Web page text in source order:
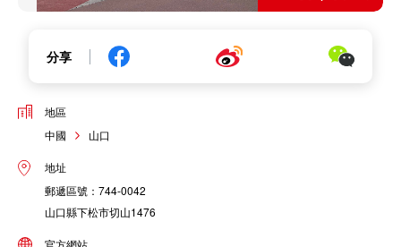
分享
地區
中國
山口
地址
郵遞區號：744-0042
山口縣下松市切山1476